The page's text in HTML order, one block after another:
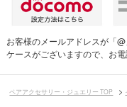
お客様のメールアドレスが「
ケースがございますので、お電
ペアアクセサリー・ジュエリー TOP